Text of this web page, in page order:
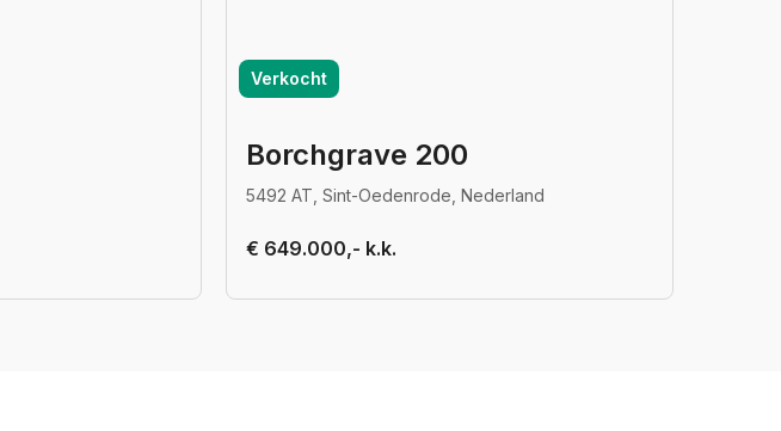
Verkocht
Borchgrave 200
5492 AT, Sint-Oedenrode, Nederland
€ 649.000,- k.k.